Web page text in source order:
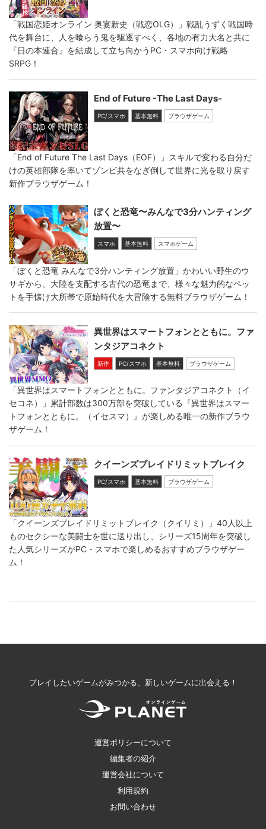
「戦国恋姫オンライン 奥宴新史（戦恋OLG）」戦乱うずく戦国時
代を舞台に、人を喰らう鬼を駆逐すべく、各地の有力大名と共に
『日の本連合』を結成して立ち向かうPC・スマホ向け戦略
SRPG！
End of Future -The Last Days-
PC/スマホ 基本無料 ブラウザゲーム
「End of Future The Last Days（EOF）」スキルで変わる自分だ
けの英雄部隊を率いてゾンビ共をなぎ倒して世界に光を取り戻す
新作ブラウザゲーム！
ぼくと恐竜〜みんなで3分ハンティング
放置〜
スマホ 基本無料 スマホゲーム
「ぼくと恐竜 みんなで3分ハンティング放置」かわいい野生のウ
サギから、大陸を支配する古代の恐竜まで、様々な魅力的なペッ
トを手懐け大所帯で原始時代を大冒険する無料ブラウザゲーム！
異世界はスマートフォンとともに。ファ
ンタジアコネクト
新作 PC/スマホ 基本無料 ブラウザゲーム
「異世界はスマートフォンとともに。ファンタジアコネクト（イ
セコネ）」累計部数は300万部を突破している『異世界はスマー
トフォンとともに。（イセスマ）』が楽しめる唯一の新作ブラウ
ザゲーム！
クイーンズブレイドリミットブレイク
PC/スマホ 基本無料 ブラウザゲーム
「クイーンズブレイドリミットブレイク（クイリミ）」40人以上
ものセクシーな美闘士を世に送り出し、シリーズ15周年を突破し
た人気シリーズがPC・スマホで楽しめるおすすめブラウザゲー
ム！
プレイしたいゲームがみつかる、新しいゲームに出会える！
運営ポリシーについて
編集者の紹介
運営会社について
利用規約
お問い合わせ